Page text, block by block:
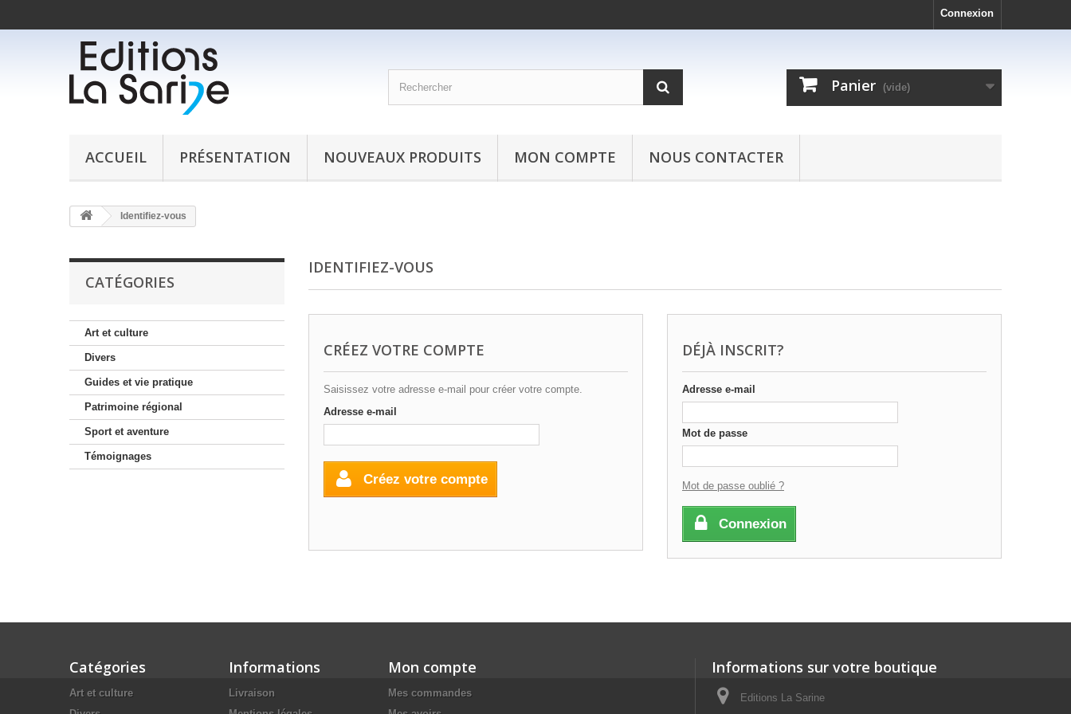
Connexion
Panier (vide)
ACCUEIL PRÉSENTATION NOUVEAUX PRODUITS MON COMPTE NOUS CONTACTER
Identifiez-vous
CATÉGORIES
Art et culture
Divers
Guides et vie pratique
Patrimoine régional
Sport et aventure
Témoignages
IDENTIFIEZ-VOUS
CRÉEZ VOTRE COMPTE
Saisissez votre adresse e-mail pour créer votre compte.
Adresse e-mail
Créez votre compte
DÉJÀ INSCRIT?
Adresse e-mail
Mot de passe
Mot de passe oublié ?
Connexion
Catégories
Art et culture
Informations
Livraison
Mon compte
Mes commandes
Informations sur votre boutique
Editions La Sarine